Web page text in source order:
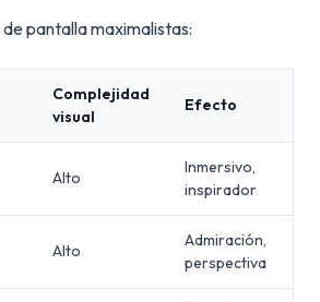
pantalla maximalistas:
Complejidad
visual
Efecto
Alto
Inmersivo,
inspirador
Alto
Admiración,
perspectiva